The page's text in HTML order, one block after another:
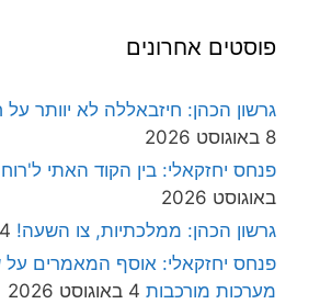
פוסטים אחרונים
גרשון הכהן: חיזבאללה לא יוותר
8 באוגוסט 2026
פנחס יחזקאלי: בין הקוד האתי
באוגוסט 2026
גרשון הכהן: ממלכתיות, צו השעה! 4 באוגוסט 2026
פנחס יחזקאלי: אוסף המאמרים על
מערכות מורכבות 4 באוגוסט 2026